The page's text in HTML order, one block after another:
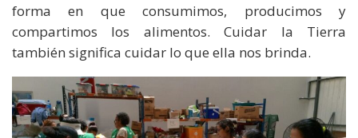
forma en que consumimos, producimos y
compartimos los alimentos. Cuidar la Tierra
también significa cuidar lo que ella nos brinda.